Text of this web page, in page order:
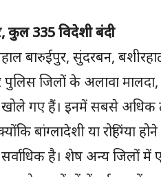
कुल 335 विदेशी बंदी
बारुईपुर, सुंदरबन,
जिलों के अलावा
खोले गए हैं। इनमें सबसे अधिक
बांग्लादेशी या रोहिंग्या
है। शेष अन्य जिलों में